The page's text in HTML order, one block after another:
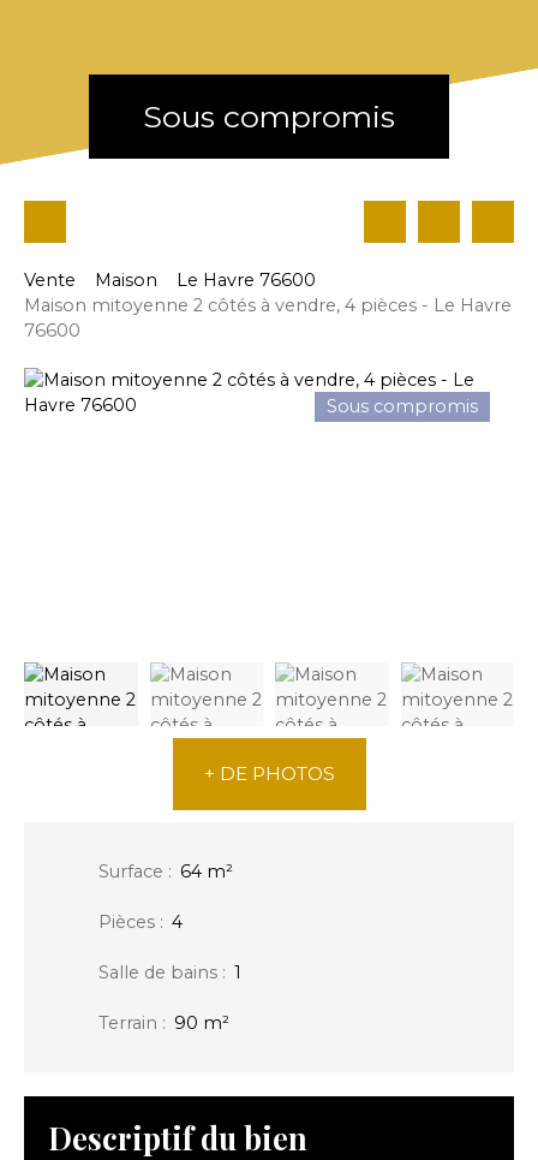
Sous compromis
Vente Maison
Le Havre 76600
Maison mitoyenne 2 côtés à vendre, 4 pièces - Le Havre
76600
Sous compromis
+ DE PHOTOS
Surface : 64 m²
Pièces : 4
Salle de bains : 1
Terrain : 90 m²
Descriptif du bien